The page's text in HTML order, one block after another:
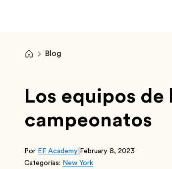
Blog
Los equipos
campeonatos
Por EF Academy February 8, 2023
Categorías: New York